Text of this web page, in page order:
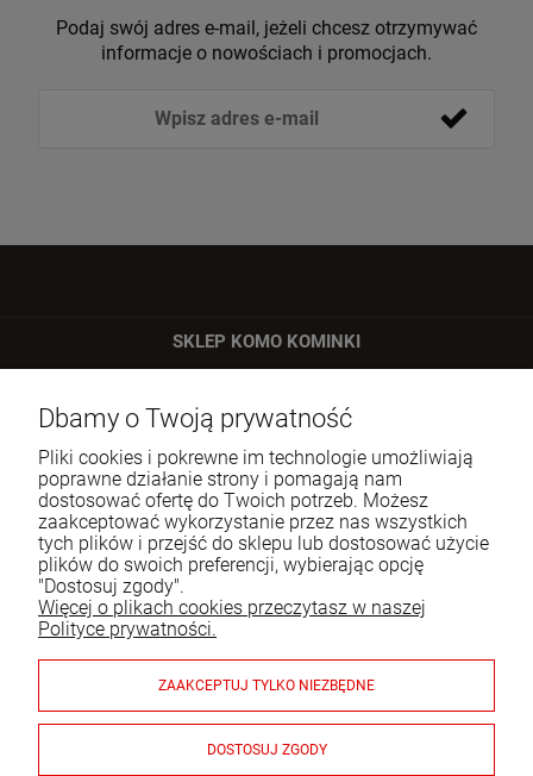
Podaj swój adres e-mail, jeżeli chcesz otrzymywać
informacje o nowościach i promocjach.
SKLEP KOMO KOMINKI
00-716 Warszawa
Tel.:
22 651 09 06
E-mail:
sklep@komo.pl
Moje konto
Pomoc
Informacje
Płatności i dostawa
Dbamy o Twoją prywatność
Pliki cookies i pokrewne im technologie umożliwiają
poprawne działanie strony i pomagają nam
dostosować ofertę do Twoich potrzeb. Możesz
zaakceptować wykorzystanie przez nas wszystkich
tych plików i przejść do sklepu lub dostosować użycie
plików do swoich preferencji, wybierając opcję
"Dostosuj zgody".
Więcej o plikach cookies przeczytasz w naszej
Polityce prywatności.
ZAAKCEPTUJ TYLKO NIEZBĘDNE
DOSTOSUJ ZGODY